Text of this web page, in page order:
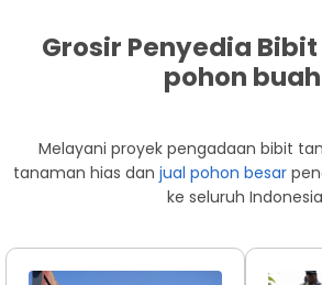
Grosir Penyedia
pohon
Melayani proyek pengadaan bibit
tanaman hias dan jual pohon besar
ke seluruh